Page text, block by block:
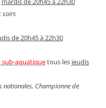
soirs
de 20h45 à 22h30
sub-aquatiquetous les jeudis
Championne de